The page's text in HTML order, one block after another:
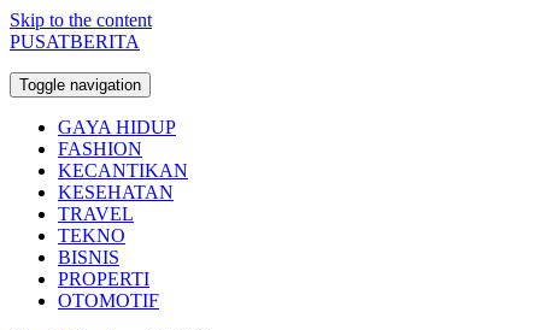
Skip to the content
PUSATBERITA
Toggle navigation
GAYA HIDUP
FASHION
KECANTIKAN
KESEHATAN
TRAVEL
TEKNO
BISNIS
PROPERTI
OTOMOTIF